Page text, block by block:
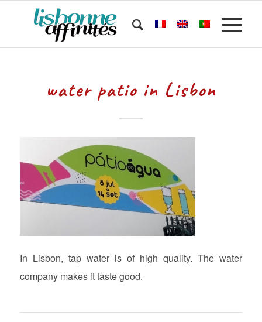
water patio in Lisbon
In Lisbon, tap water is of high quality. The water
company makes it taste good.